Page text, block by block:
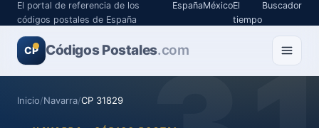
El portal de referencia de los
códigos postales de España
EspañaMéxicoEl
tiempo
Buscador
CP Códigos Postales.com
Inicio/Navarra/CP 31829